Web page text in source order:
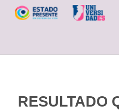
RESULTADO